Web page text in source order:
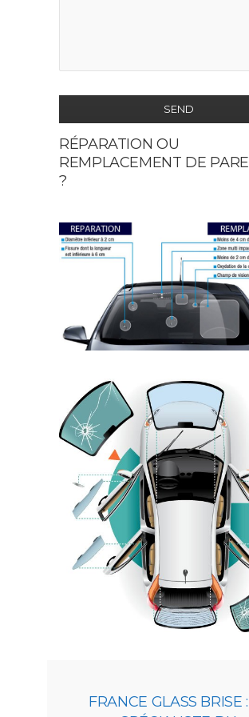
SEND
This
field
should
left
blank
RÉPARATION OU
REMPLACEMENT DE
?
FRANCE GLASS BRISE